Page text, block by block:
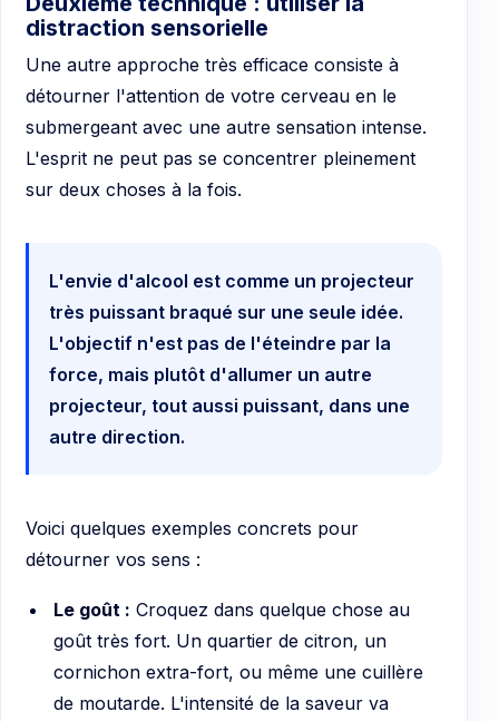
distraction sensorielle
Une autre approche très efficace consiste à
détourner l'attention de votre cerveau en le
submergeant avec une autre sensation intense.
L'esprit ne peut pas se concentrer pleinement
sur deux choses à la fois.
L'envie d'alcool est comme un projecteur
très puissant braqué sur une seule idée.
L'objectif n'est pas de l'éteindre par la
force, mais plutôt d'allumer un autre
projecteur, tout aussi puissant, dans une
autre direction.
Voici quelques exemples concrets pour
détourner vos sens :
Le goût : Croquez dans quelque chose au
goût très fort. Un quartier de citron, un
cornichon extra-fort, ou même une cuillère
de moutarde. L'intensité de la saveur va